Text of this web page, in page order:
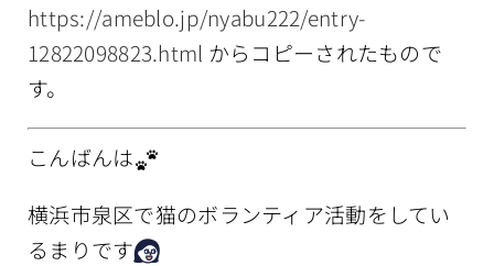
https://ameblo.jp/nyabu222/entry-
12822098823.html からコピーされたもので
す。
こんばんは
横浜市泉区で猫のボランティア活動をしてい
るまりです